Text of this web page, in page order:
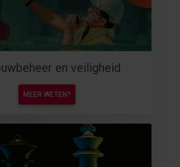
en veiligheid
MEER WETEN?